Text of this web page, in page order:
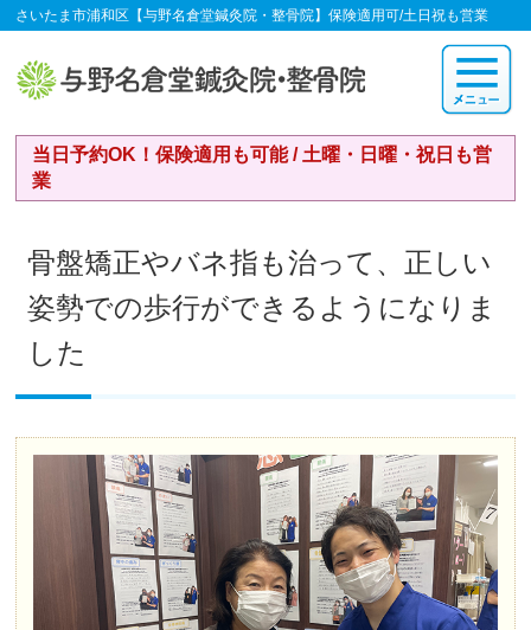
さいたま市浦和区【与野名倉堂鍼灸院・整骨院】保険適用可/土日祝も営業
当日予約OK！保険適用も可能 / 土曜・日曜・祝日も営
業
骨盤矯正やバネ指も治って、正しい
姿勢での歩行ができるようになりま
した